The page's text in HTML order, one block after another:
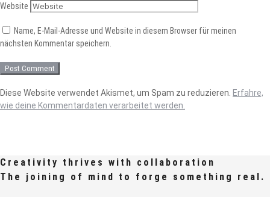
Website
Name, E-Mail-Adresse und Website in diesem Browser für meinen
nächsten Kommentar speichern.
Diese Website verwendet Akismet, um Spam zu reduzieren. Erfahre,
wie deine Kommentardaten verarbeitet werden.
Creativity thrives with collaboration
The joining of mind to forge something real.